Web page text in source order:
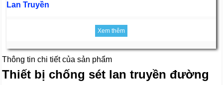
Lan Truyền
Xem thêm
Thông tin chi tiết của sản phẩm
Thiết bị chống sét lan truyền đường